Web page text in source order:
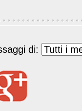
di: